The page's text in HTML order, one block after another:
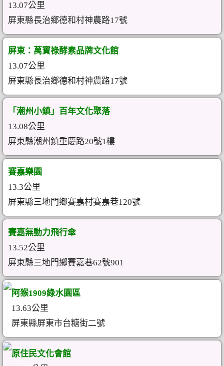
13.07公里
屏東縣長治鄉德和村神農路17號
屏東：萬寶祿酵素品牌文化館
13.07公里
屏東縣長治鄉德和村神農路17號
「潮州小鎮」百年文化聚落
13.08公里
屏東縣潮州鎮重慶路20號1樓
賽嘉樂園
13.3公里
屏東縣三地門鄉賽嘉村賽嘉巷120號
賽嘉無動力飛行傘
13.52公里
屏東縣三地門鄉賽嘉巷62號901
阿猴1909綠水園區
13.63公里
屏東縣屏東市台糖街二號
原住民文化會館